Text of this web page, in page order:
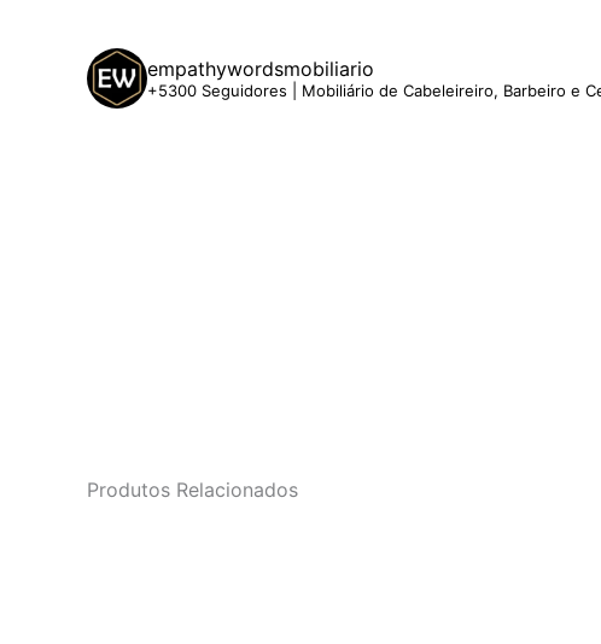
empathywordsmobiliario
+5300 Seguidores | Mobiliário de Cabeleireiro, Barbeiro e
Produtos Relacionados